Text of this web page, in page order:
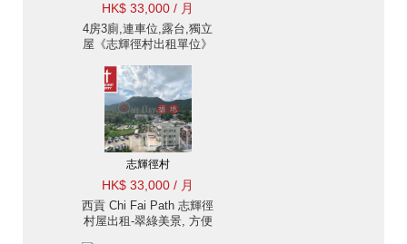
HK$ 33,000 / 月
4房3廁,連車位,露台,獨立
屋《志輝徑村出租單位》
志輝徑村
HK$ 33,000 / 月
西貢 Chi Fai Path 志輝徑
村屋出租-翠綠美景, 方便